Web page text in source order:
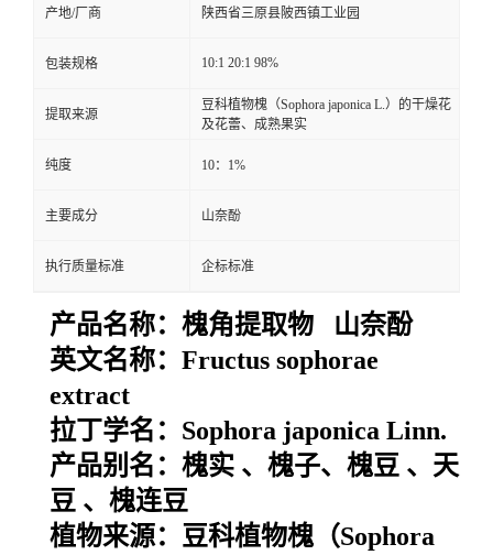
产地/厂商 陕西省三原县陂西镇工业园
包装规格 10:1 20:1 98%
提取来源
豆科植物槐（Sophora japonica L.）的干燥花
及花蕾、成熟果实
纯度 10：1%
主要成分 山奈酚
执行质量标准 企标标准
产品名称： 槐角提取物 山奈酚
英文名称： Fructus sophorae
extract
拉丁学名： Sophora japonica Linn.
产品别名： 槐实 、槐子、 槐豆 、 天
豆 、槐连豆
植物来源： 豆科植物槐（Sophora